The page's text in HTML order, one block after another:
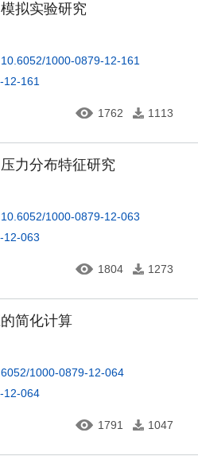
拟实验研究
10.6052/1000-0879-12-161
161
1762 1113
力分布特征研究
10.6052/1000-0879-12-063
12-063
1804 1273
简化计算
1000-0879-12-064
12-064
1791 1047